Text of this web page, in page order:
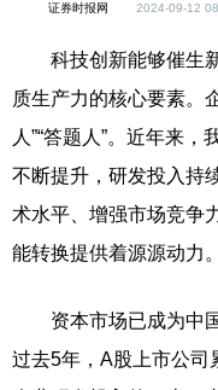
证券时报网 2024-09-12
科技创新能够催生新
质生产力的核心要素。
人”“答题人”。近年来
不断提升，研发投入持
术水平、增强市场竞争
能转换提供着源源动力。
资本市场已成为中国
过去5年，A股上市公司